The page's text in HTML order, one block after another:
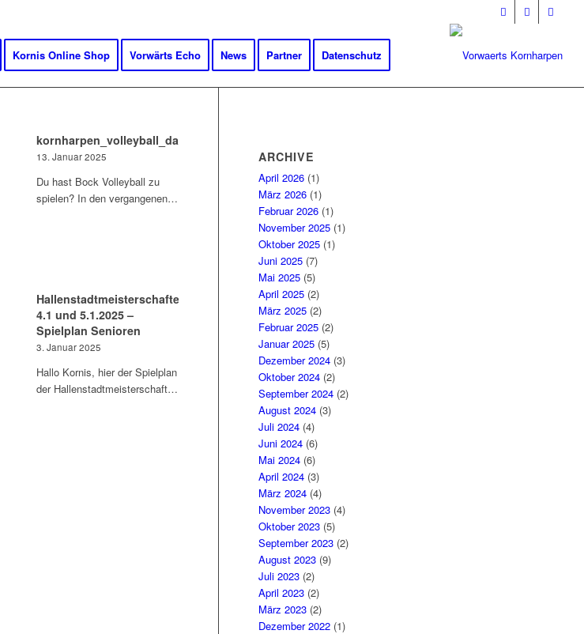
Kornis Online Shop Vorwärts Echo News Partner Datenschutz
kornharpen_volleyball_damen_2
13. Januar 2025
Du hast Bock Volleyball zu
spielen? In den vergangenen…
Hallenstadtmeisterschaften
4.1 und 5.1.2025 –
Spielplan Senioren
3. Januar 2025
Hallo Kornis, hier der Spielplan
der Hallenstadtmeisterschaft…
ARCHIVE
April 2026 (1)
März 2026 (1)
Februar 2026 (1)
November 2025 (1)
Oktober 2025 (1)
Juni 2025 (7)
Mai 2025 (5)
April 2025 (2)
März 2025 (2)
Februar 2025 (2)
Januar 2025 (5)
Dezember 2024 (3)
Oktober 2024 (2)
September 2024 (2)
August 2024 (3)
Juli 2024 (4)
Juni 2024 (6)
Mai 2024 (6)
April 2024 (3)
März 2024 (4)
November 2023 (4)
Oktober 2023 (5)
September 2023 (2)
August 2023 (9)
Juli 2023 (2)
April 2023 (2)
März 2023 (2)
Dezember 2022 (1)